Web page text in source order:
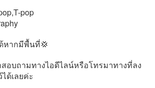
pop
หากมีพื้นที่💢
อบถามทางไอดีไลน์หรือโทรมาทางที่ลง
ด้เลยค่ะ